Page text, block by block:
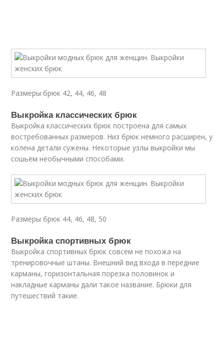
Размеры брюк 42, 44, 46, 48
Выкройка классических брюк
Выкройка классических брюк построена для самых
востребованных размеров. Низ брюк немного расширен, у
колена детали сужены. Некоторые узлы выкройки мы
сошьём необычными способами.
Размеры брюк 44, 46, 48, 50
Выкройка спортивных брюк
Выкройка спортивных брюк совсем не похожа на
тренировочные штаны. Внешний вид входа в передние
карманы, горизонтальная порезка половинок и
накладные карманы дали такое название. Брюки для
путешествий такие.